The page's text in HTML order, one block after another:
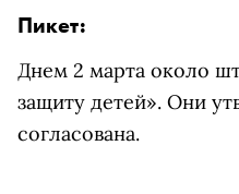
Пикет:
Днем 2 марта около
защиту детей». Они
согласована.